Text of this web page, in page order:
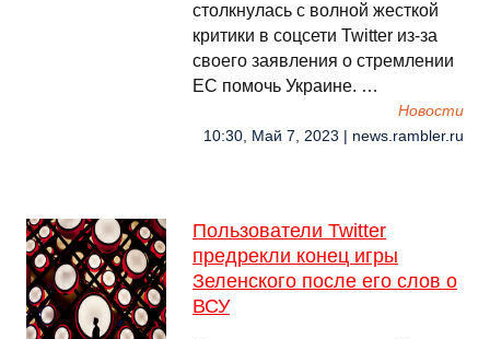
столкнулась с волной жесткой
критики в соцсети Twitter из-за
своего заявления о стремлении
ЕС помочь Украине. …
Новости
10:30, Май 7, 2023 | news.rambler.ru
Пользователи Twitter
предрекли конец игры
Зеленского после его слов о
ВСУ